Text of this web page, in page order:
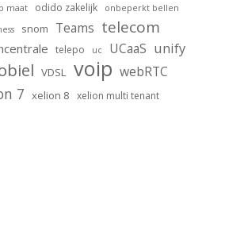
maat odido zakelijk onbeperkt bellen
snom Teams telecom
telepo uc UCaaS unify
VDSL voip webRTC
7 xelion 8 xelion multi tenant